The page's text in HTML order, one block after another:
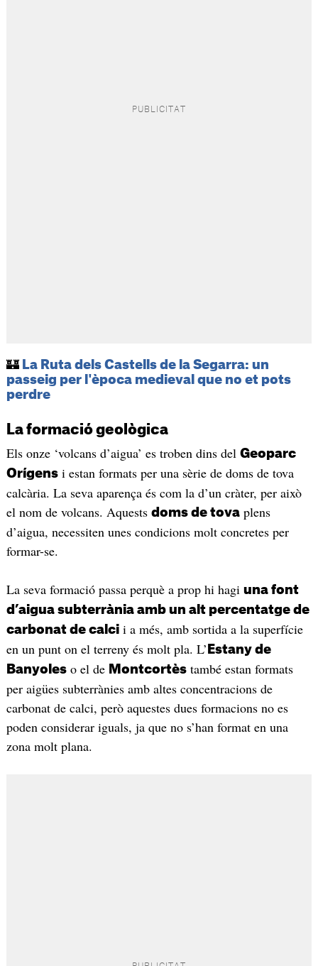
🏰 La Ruta dels Castells de la Segarra: un
passeig per l'època medieval que no et pots
perdre
La formació geològica
Els onze ‘volcans d’aigua’ es troben dins del Geoparc
Orígensi estan formats per una sèrie de doms de tova
calcària. La seva aparença és com la d’un cràter, per això
el nom de volcans. Aquests doms de tovaplens
d’aigua, necessiten unes condicions molt concretes per
formar-se.
La seva formació passa perquè a prop hi hagi una font
d’aigua subterrània amb un alt percentatge de
carbonat de calcii a més, amb sortida a la superfície
en un punt on el terreny és molt pla. L’ Estany de
Banyoleso el de Montcortèstambé estan formats
per aigües subterrànies amb altes concentracions de
carbonat de calci, però aquestes dues formacions no es
poden considerar iguals, ja que no s’han format en una
zona molt plana.